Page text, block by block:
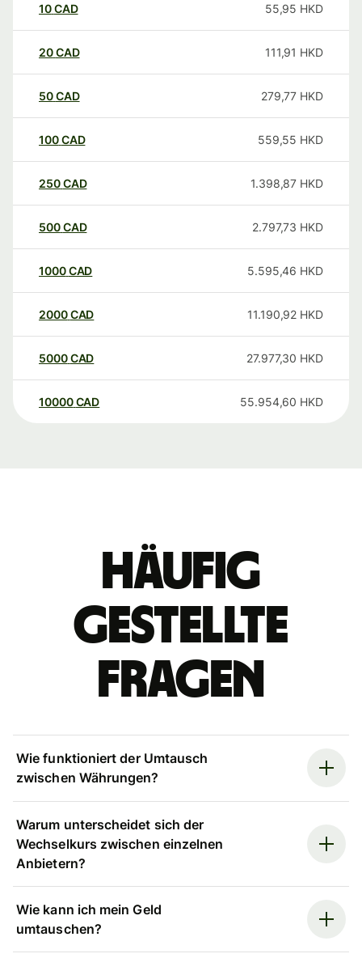
10CAD 55,95 HKD
20CAD 111,91 HKD
50CAD 279,77 HKD
100CAD 559,55 HKD
250CAD 1.398,87 HKD
500CAD 2.797,73 HKD
1000CAD 5.595,46 HKD
2000CAD 11.190,92 HKD
5000CAD 27.977,30 HKD
10000 CAD 55.954,60 HKD
Häufig
gestellte
Fragen
Wie funktioniert der Umtausch
zwischen Währungen?
Warum unterscheidet sich der
Wechselkurs zwischen einzelnen
Anbietern?
Wie kann ich mein Geld
umtauschen?